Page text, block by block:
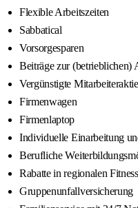
Flexible Arbeitszeiten
Sabbatical
Vorsorgesparen
Beiträge zur (betrieblichen)
Vergünstigte
Firmenwagen
Firmenlaptop
Individuelle Einarbeitung
Berufliche
Rabatte in regionalen
Gruppenunfallversicherung